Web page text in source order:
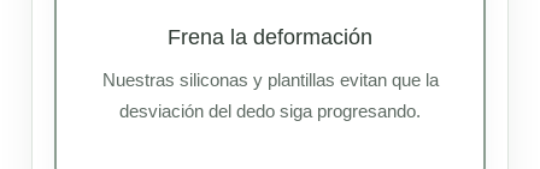
Frena la deformación
Nuestras siliconas y plantillas evitan que la
desviación del dedo siga progresando.